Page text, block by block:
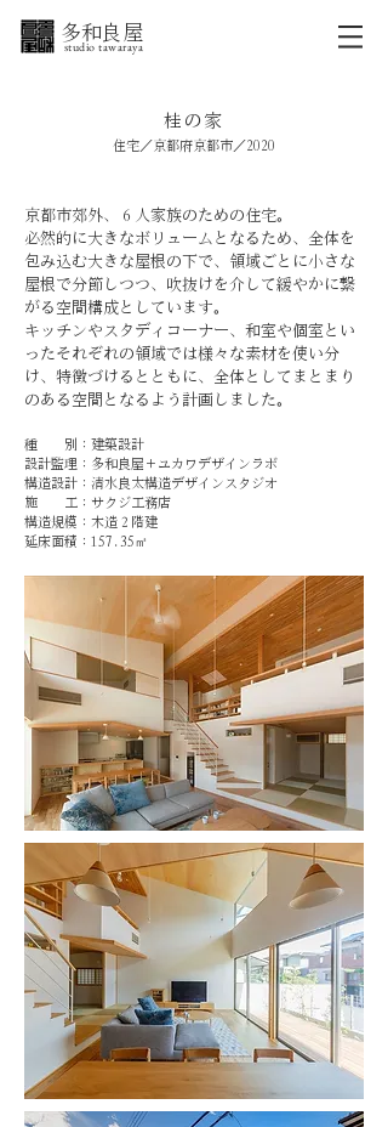
​ 多和良屋
studio tawaraya
桂の家
住宅／京都府京都市／2020
京都市郊外、６人家族のための住宅。
必然的に大きなボリュームとなるため、全体を
包み込む大きな屋根の下で、領域ごとに小さな
屋根で分節しつつ、吹抜けを介して緩やかに繋
がる空間構成としています。
キッチンやスタディコーナー、和室や個室とい
ったそれぞれの領域では様々な素材を使い分
け、特徴づけるとともに、全体としてまとまり
のある空間となるよう計画しました。
​種 別：建築設計
設計監理：多和良屋＋ユカワデザインラボ
構造設計：清水良太構造デザインスタジオ
施 工：サクジ工務店
構造規模：木造２階建
延床面積：157.35㎡